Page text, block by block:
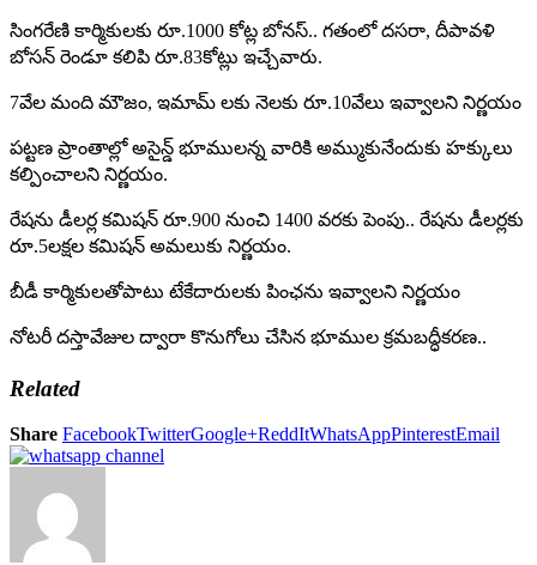
సింగరేణి కార్మికులకు రూ.1000 కోట్ల బోనస్.. గతంలో దసరా, దీపావళి
బోసన్ రెండూ కలిపి రూ.83కోట్లు ఇచ్చేవారు.
7వేల మంది మౌజం, ఇమామ్ లకు నెలకు రూ.10వేలు ఇవ్వాలని నిర్ణయం
పట్టణ ప్రాంతాల్లో అసైన్డ్ భూములన్న వారికి అమ్ముకునేందుకు హక్కులు
కల్పించాలని నిర్ణయం.
రేషను డీలర్ల కమిషన్ రూ.900 నుంచి 1400 వరకు పెంపు.. రేషను డీలర్లకు
రూ.5లక్షల కమిషన్ అమలుకు నిర్ణయం.
బీడీ కార్మికులతోపాటు టేకేదారులకు పింఛను ఇవ్వాలని నిర్ణయం
నోటరీ దస్తావేజుల ద్వారా కొనుగోలు చేసిన భూముల క్రమబద్ధీకరణ..
Related
Share FacebookTwitterGoogle+ReddItWhatsAppPinterestEmail